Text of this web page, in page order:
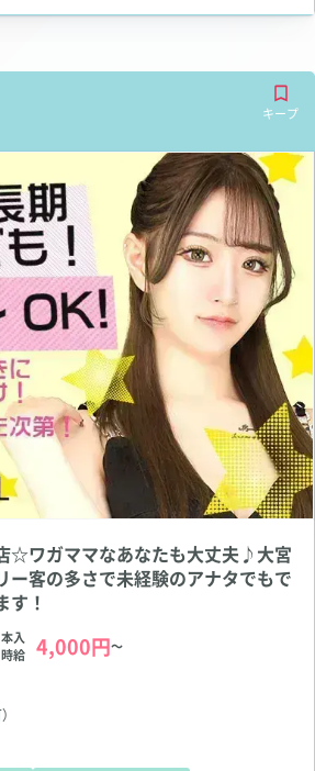
キープ
☆ワガママなあなたも大丈夫♪大宮
ー客の多さで未経験のアナタでもで
す！
本入
時給
4,000円～